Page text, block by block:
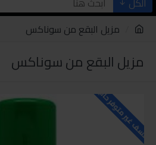
مزيل البقع من سوناكس
مزيل البقع من سوناكس
للاسف غير متوفر حاليا